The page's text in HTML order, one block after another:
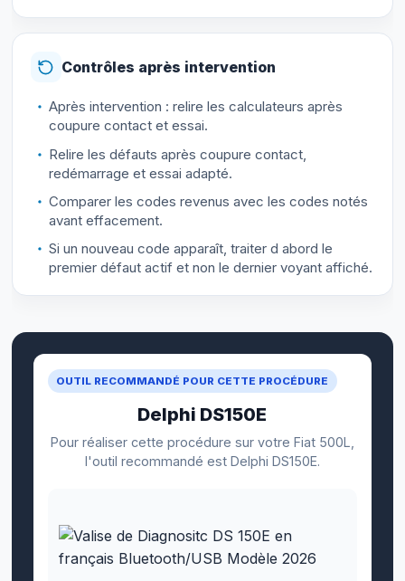
Contrôles après intervention
Après intervention : relire les calculateurs après
coupure contact et essai.
Relire les défauts après coupure contact,
redémarrage et essai adapté.
Comparer les codes revenus avec les codes notés
avant effacement.
Si un nouveau code apparaît, traiter d abord le
premier défaut actif et non le dernier voyant affiché.
OUTIL RECOMMANDÉ POUR CETTE PROCÉDURE
Delphi DS150E
Pour réaliser cette procédure sur votre Fiat 500L,
l'outil recommandé est Delphi DS150E.